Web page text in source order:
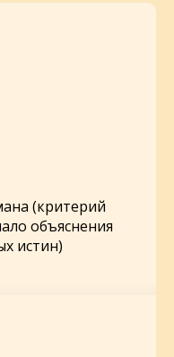
(критерий
объяснения
истин)